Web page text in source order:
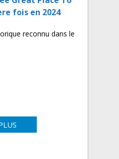
fois en 2024
reconnu dans le